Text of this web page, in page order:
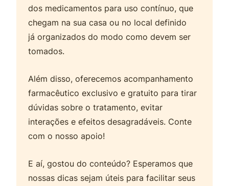
dos medicamentos para uso contínuo, que
chegam na sua casa ou no local definido
já organizados do modo como devem ser
tomados.
Além disso, oferecemos acompanhamento
farmacêutico exclusivo e gratuito para tirar
dúvidas sobre o tratamento, evitar
interações e efeitos desagradáveis. Conte
com o nosso apoio!
E aí, gostou do conteúdo? Esperamos que
nossas dicas sejam úteis para facilitar seus